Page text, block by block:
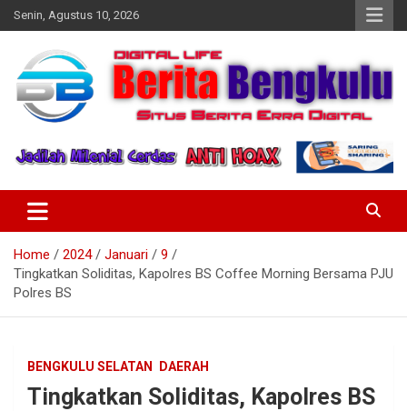
Skip
to
Senin, Agustus 10, 2026
Beritabengkulu.id
Home 2024 Januari
9
Tingkatkan Soliditas, Kapolres BS Coffee Morning Bersama PJU
Polres BS
BENGKULU SELATAN DAERAH
Tingkatkan Soliditas, Kapolres BS